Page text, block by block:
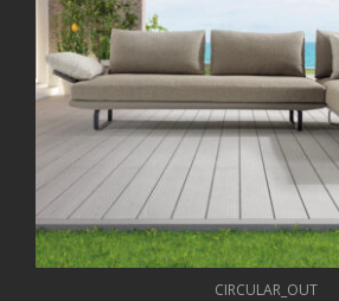
CIRCULAR_OUT